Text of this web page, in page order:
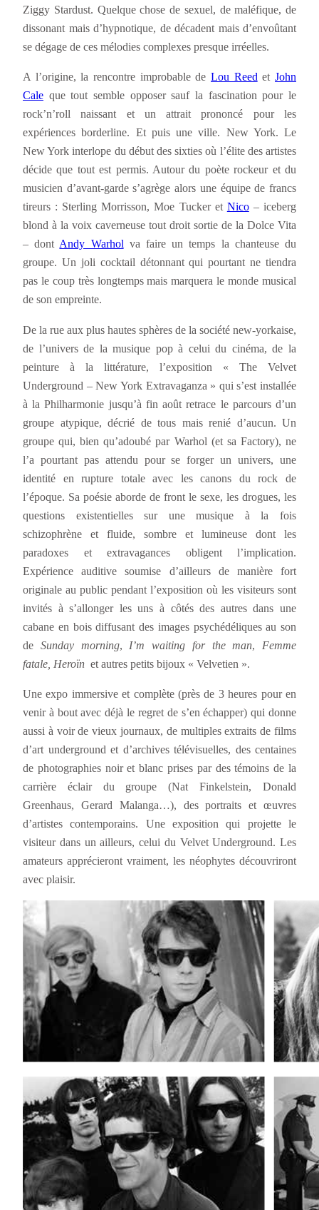
Ziggy Stardust. Quelque chose de sexuel, de maléfique, de
dissonant mais d’hypnotique, de décadent mais d’envoûtant
se dégage de ces mélodies complexes presque irréelles.
A l’origine, la rencontre improbable de Lou ReedetJohn
Cale que tout semble opposer sauf la fascination pour le
rock’n’roll naissant et un attrait prononcé pour les
expériences borderline. Et puis une ville. New York. Le
New York interlope du début des sixties où l’élite des artistes
décide que tout est permis. Autour du poète rockeur et du
musicien d’avant-garde s’agrège alors une équipe de francs
tireurs : Sterling Morrisson, Moe Tucker et Nico– iceberg
blond à la voix caverneuse tout droit sortie de la Dolce Vita
– dontAndy Warholva faire un temps la chanteuse du
groupe. Un joli cocktail détonnant qui pourtant ne tiendra
pas le coup très longtemps mais marquera le monde musical
de son empreinte.
De la rue aux plus hautes sphères de la société new-yorkaise,
de l’univers de la musique pop à celui du cinéma, de la
peinture à la littérature, l’exposition « The Velvet
Underground – New York Extravaganza » qui s’est installée
à la Philharmonie jusqu’à fin août retrace le parcours d’un
groupe atypique, décrié de tous mais renié d’aucun. Un
groupe qui, bien qu’adoubé par Warhol (et sa Factory), ne
l’a pourtant pas attendu pour se forger un univers, une
identité en rupture totale avec les canons du rock de
l’époque. Sa poésie aborde de front le sexe, les drogues, les
questions existentielles sur une musique à la fois
schizophrène et fluide, sombre et lumineuse dont les
paradoxes et extravagances obligent l’implication.
Expérience auditive soumise d’ailleurs de manière fort
originale au public pendant l’exposition où les visiteurs sont
invités à s’allonger les uns à côtés des autres dans une
cabane en bois diffusant des images psychédéliques au son
de Sunday morning, I’m waiting for the man, Femme
fatale, Heroïn et autres petits bijoux « Velvetien ».
Une expo immersive et complète (près de 3 heures pour en
venir à bout avec déjà le regret de s’en échapper) qui donne
aussi à voir de vieux journaux, de multiples extraits de films
d’art underground et d’archives télévisuelles, des centaines
de photographies noir et blanc prises par des témoins de la
carrière éclair du groupe (Nat Finkelstein, Donald
Greenhaus, Gerard Malanga…), des portraits et œuvres
d’artistes contemporains. Une exposition qui projette le
visiteur dans un ailleurs, celui du Velvet Underground. Les
amateurs apprécieront vraiment, les néophytes découvriront
avec plaisir.